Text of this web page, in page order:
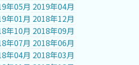
年05月 2019年04月
年01月 2018年12月
年10月 2018年09月
年07月 2018年06月
年04月 2018年03月